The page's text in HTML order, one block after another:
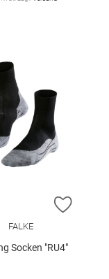
HINZUFÜGEN
ZUR
FALKE
Socken "RU4"